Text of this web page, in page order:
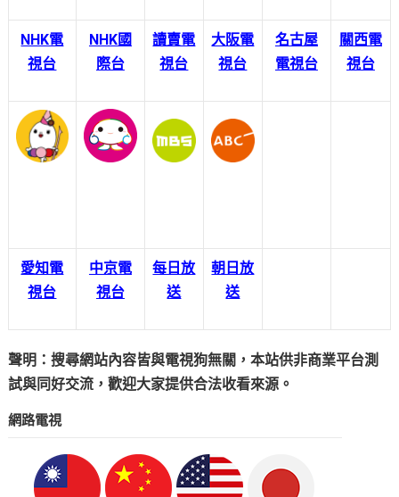
NHK電
視台
NHK國
際台
讀賣電
視台
大阪電
視台
名古屋
電視台
關西電
視台
愛知電
視台
中京電
視台
每日放
送
朝日放
送
聲明：搜尋網站內容皆與電視狗無關，本站供非商業平台測
試與同好交流，歡迎大家提供合法收看來源。
網路電視